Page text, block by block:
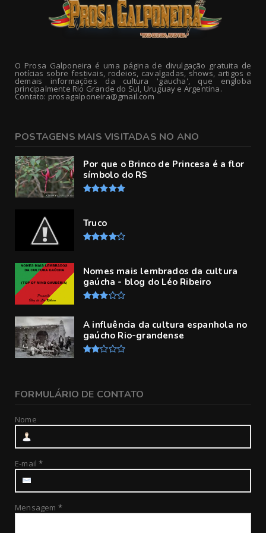
O Prosa Galponeira é uma página de divulgação gratuita de
notícias sobre festivais, rodeios, cavalgadas, shows, artigos e
demais informações da cultura 'gaucha', que engloba
principalmente Rio Grande do Sul, Uruguay e Argentina.
Contato: prosagalponeira@gmail.com
POSTAGENS MAIS VISITADAS NO ANO
Por que o Brinco de Princesa é a flor
símbolo do RS
Truco
Nomes mais lembrados da cultura
gaúcha - blog do Léo Ribeiro
A influência da cultura espanhola no
gaúcho Rio-grandense
FORMULÁRIO DE CONTATO
Nome
E-mail*
Mensagem *